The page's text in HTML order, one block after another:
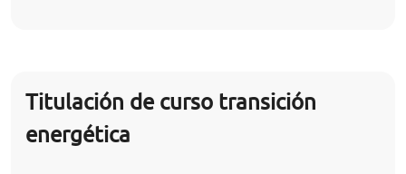
Titulación de curso transición
energética